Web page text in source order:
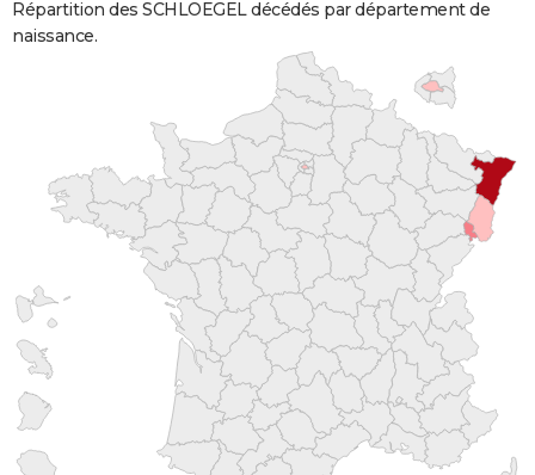
Répartition des SCHLOEGEL décédés par département de
naissance.